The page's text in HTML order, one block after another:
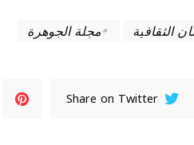
الثقافية مجلة الجوهرة
Share on Twitter